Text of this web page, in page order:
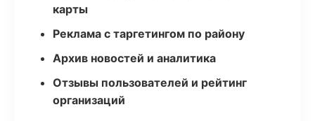
карты
Реклама с таргетингом по району
Архив новостей и аналитика
Отзывы пользователей и рейтинг
организаций